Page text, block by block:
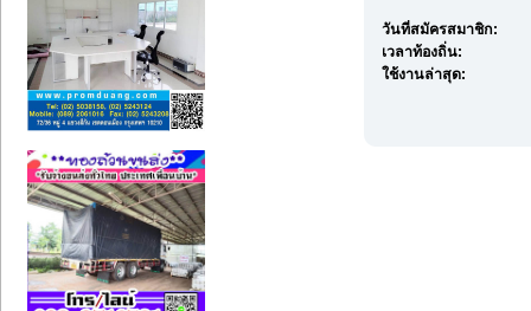
วันที่สมัครสมาชิก:
เวลาท้องถิ่น:
ใช้งานล่าสุด: